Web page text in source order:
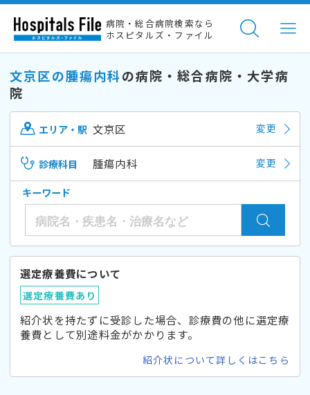
病院・総合病院検索なら
ホスピタルズ・ファイル
文京区の腫瘍内科の病院・総合病院・大学病
院
エリア・駅 文京区 変更
診療科目 腫瘍内科 変更
キーワード
選定療養費について
選定療養費あり
紹介状を持たずに受診した場合、診療費の他に選定療
養費として別途料金がかかります。
紹介状について詳しくはこちら